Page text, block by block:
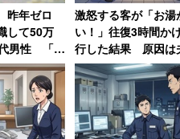
4月1日時点の2万6081人
場合、入園を希望しても
整備されるため、年度途
昨年ゼロ
して50万
男性 「今
体何だった
人も
激怒する客が「お湯
い！」往復3時間か
行した結果 原因は
嘩「旦那が入浴中に
がスイッチを切った